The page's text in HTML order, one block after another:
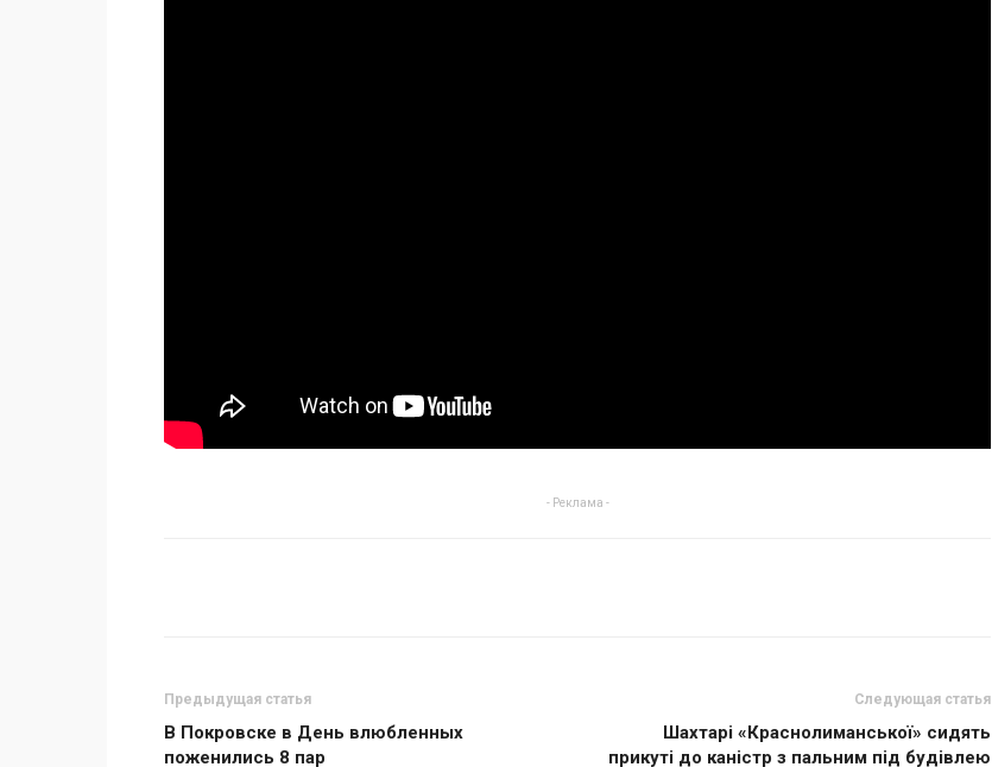
- Реклама -
Предыдущая статья
В Покровске в День влюбленных
поженились 8 пар
Следующая статья
Шахтарі «Краснолиманської» сидять
прикуті до каністр з пальним під будівлею